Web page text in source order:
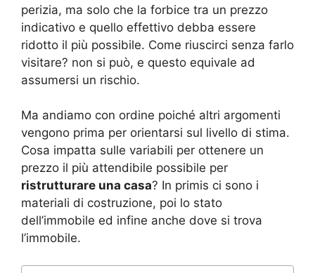
perizia, ma solo che la forbice tra un prezzo
indicativo e quello effettivo debba essere
ridotto il più possibile. Come riuscirci senza farlo
visitare? non si può, e questo equivale ad
assumersi un rischio.
Ma andiamo con ordine poiché altri argomenti
vengono prima per orientarsi sul livello di stima.
Cosa impatta sulle variabili per ottenere un
prezzo il più attendibile possibile per
ristrutturare una casa? In primis ci sono i
materiali di costruzione, poi lo stato
dell’immobile ed infine anche dove si trova
l’immobile.